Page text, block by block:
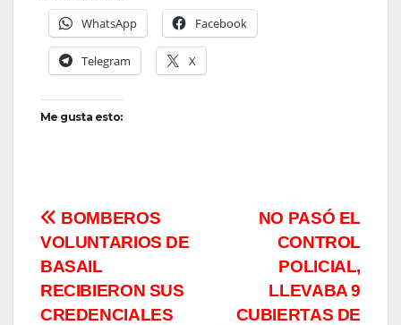
WhatsApp Facebook
Telegram X
Me gusta esto:
Navegación
de
entradas
NO PASÓ EL
CONTROL
POLICIAL,
LLEVABA 9
CUBIERTAS DE
BOMBEROS
VOLUNTARIOS DE
BASAIL
RECIBIERON SUS
CREDENCIALES